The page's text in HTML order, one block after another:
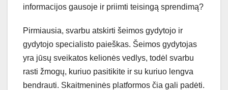
informacijos gausoje ir priimti teisingą sprendimą?
Pirmiausia, svarbu atskirti šeimos gydytojo ir
gydytojo specialisto paieškas. Šeimos gydytojas
yra jūsų sveikatos kelionės vedlys, todėl svarbu
rasti žmogų, kuriuo pasitikite ir su kuriuo lengva
bendrauti. Skaitmeninės platformos čia gali padėti.